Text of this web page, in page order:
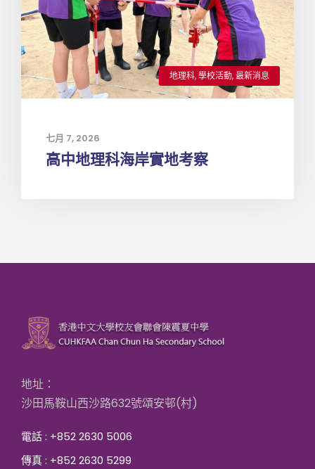
地理科,學校活動,最新消息
七月 7, 2026
高中地理科海岸實地考察
地址：
沙田馬鞍山西沙路632號頌安邨(村)
電話 : +852 2630 5006
傳真 : +852 2630 5299